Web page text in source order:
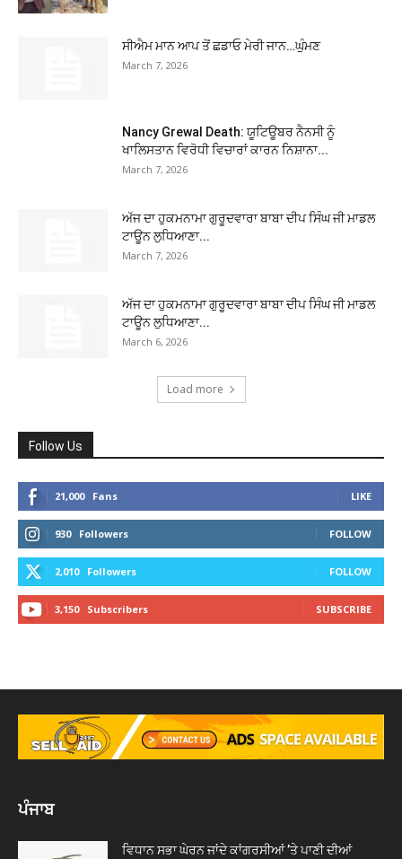
ਸੀਐਮ ਮਾਨ ਆਪ ਤੋਂ ਛਡਾਓ ਮੇਰੀ ਜਾਨ…ਘੁੰਮਣ
March 7, 2026
Nancy Grewal Death: ਯੂਟਿਊਬਰ ਨੈਨਸੀ ਨੂੰ
ਖਾਲਿਸਤਾਨ ਵਿਰੋਧੀ ਵਿਚਾਰਾਂ ਕਾਰਨ ਨਿਸ਼ਾਨਾ...
March 7, 2026
ਅੱਜ ਦਾ ਹੁਕਮਨਾਮਾ ਗੁਰੂਦਵਾਰਾ ਬਾਬਾ ਦੀਪ ਸਿੰਘ ਜੀ ਮਾਡਲ
ਟਾਊਨ ਲੁਧਿਆਣਾ...
March 7, 2026
ਅੱਜ ਦਾ ਹੁਕਮਨਾਮਾ ਗੁਰੂਦਵਾਰਾ ਬਾਬਾ ਦੀਪ ਸਿੰਘ ਜੀ ਮਾਡਲ
ਟਾਊਨ ਲੁਧਿਆਣਾ...
March 6, 2026
Load more
Follow Us
21,000 Fans LIKE
930 Followers FOLLOW
2,010 Followers FOLLOW
3,150 Subscribers SUBSCRIBE
ਪੰਜਾਬ
ਵਿਧਾਨ ਸਭਾ ਘੇਰਨ ਜਾਂਦੇ ਕਾਂਗਰਸੀਆਂ ’ਤੇ ਪਾਣੀ ਦੀਆਂ